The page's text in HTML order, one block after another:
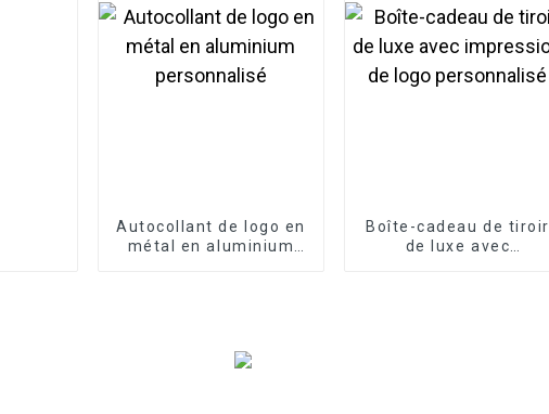
Autocollant de logo en
métal en aluminium
Boîte-cadeau de tiroir
de luxe avec